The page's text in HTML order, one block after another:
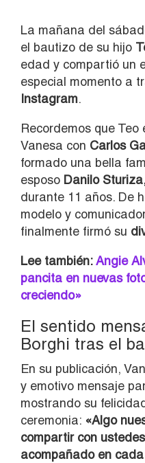
La mañana del
el bautizo de su hijo
edad y compartió un
especial momento a
Instagram.
Recordemos que
Vanesa con Carlos
formado una bella
esposo Danilo
durante 11 años. De
modelo y
finalmente firmó su
Lee también:Angie
pancita en nuevas
creciendo»
El sentido
Borghi tras el
En su publicación,
y emotivo mensaje
mostrando su
ceremonia: «Algo
compartir con
acompañado en